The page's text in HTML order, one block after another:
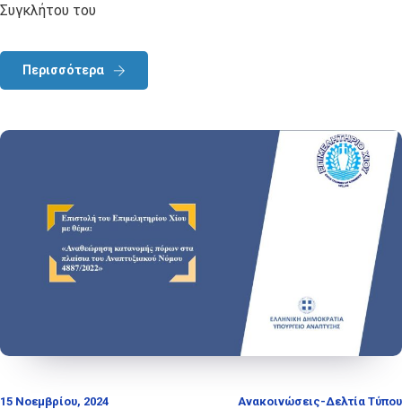
Συγκλήτου του
Περισσότερα
15 Νοεμβρίου, 2024 Ανακοινώσεις-Δελτία Τύπου